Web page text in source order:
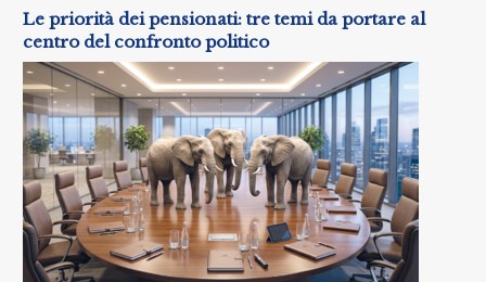
Le priorità dei pensionati: tre temi da portare al
centro del confronto politico